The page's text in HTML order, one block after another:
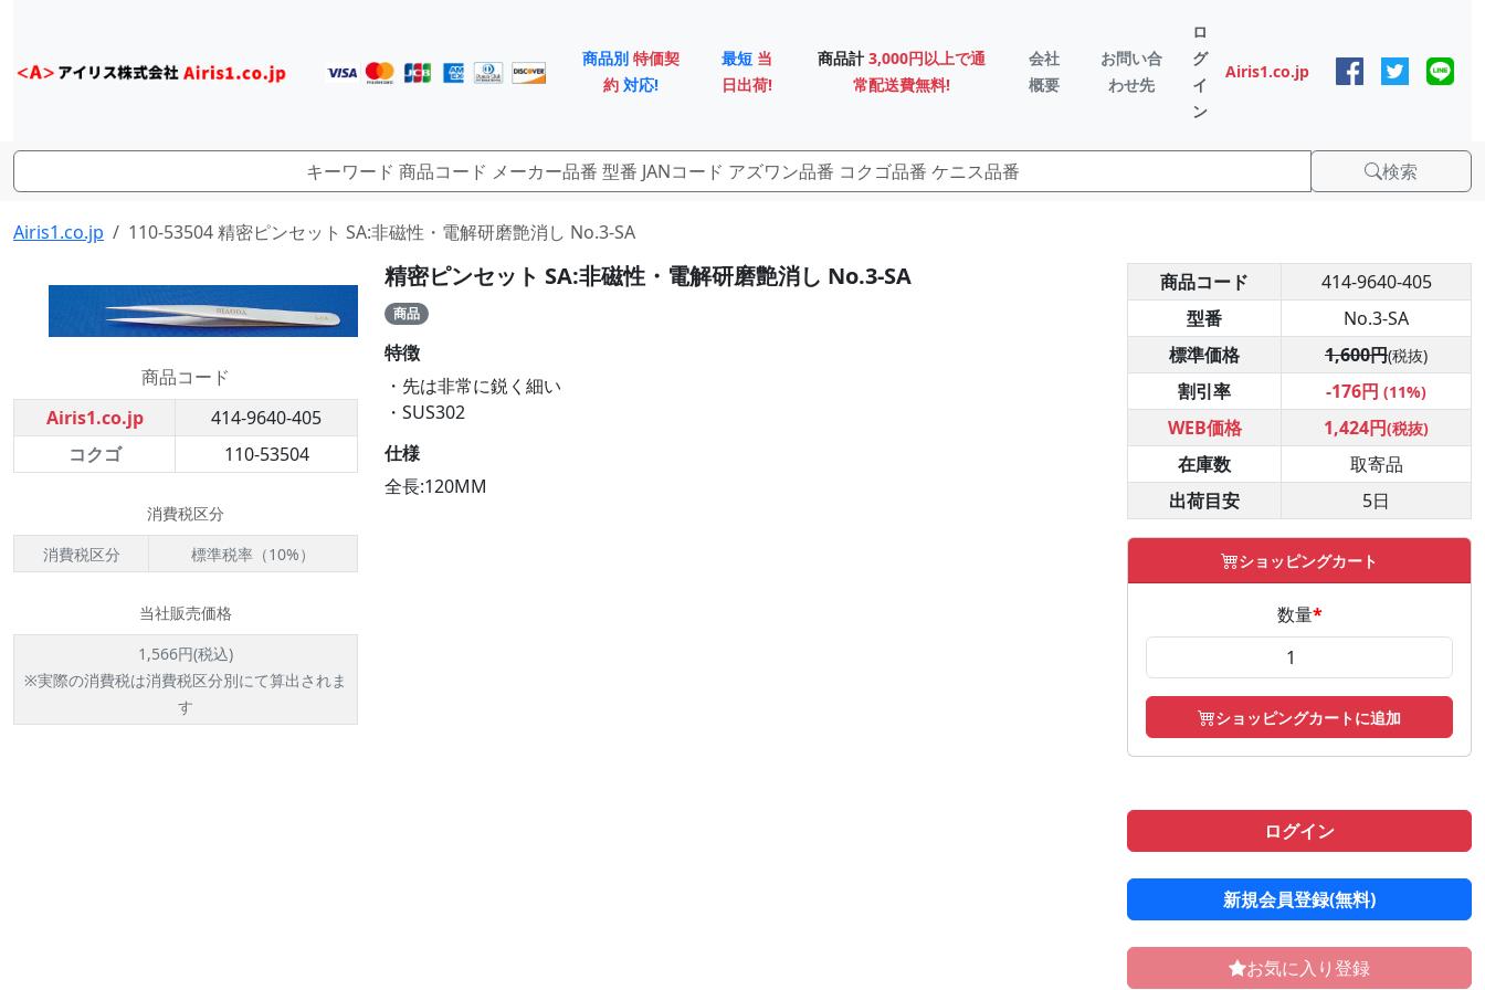
商品別 特価契
約 対応!
最短 当
日出荷!
商品計 3,000円以上で通
常配送費無料!
会社
概要
お問い合
わせ先
ロ
グ
イ
ン
Airis1.co.jp
検索
Airis1.co.jp 110-53504 精密ピンセット SA:非磁性・電解研磨艶消し No.3-SA
商品コード
Airis1.co.jp
414-9640-405
コクゴ
110-53504
消費税区分
消費税区分
標準税率（10%）
当社販売価格
1,566円(税込)
※実際の消費税は消費税区分別にて算出されま
す
精密ピンセット SA:非磁性・電解研磨艶消し No.3-SA
商品
特徴
・先は非常に鋭く細い
・SUS302
仕様
全長:120MM
商品コード
414-9640-405
型番
No.3-SA
標準価格
1,600円(税抜)
割引率 -176円 (11%)
WEB価格 1,424円(税抜)
在庫数
取寄品
出荷目安
5日
ショッピングカート
数量*
ショッピングカートに追加
ログイン
新規会員登録(無料)
お気に入り登録